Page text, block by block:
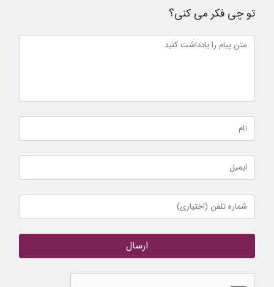
تو چی فکر می کنی؟
ارسال